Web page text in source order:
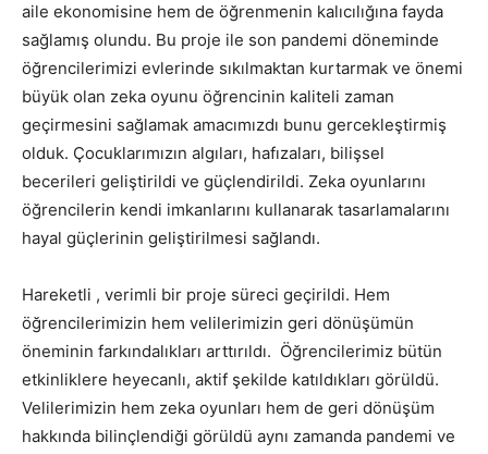
aile ekonomisine hem de öğrenmenin kalıcılığına fayda
sağlamış olundu. Bu proje ile son pandemi döneminde
öğrencilerimizi evlerinde sıkılmaktan kurtarmak ve önemi
büyük olan zeka oyunu öğrencinin kaliteli zaman
geçirmesini sağlamak amacımızdı bunu gercekleştirmiş
olduk. Çocuklarımızın algıları, hafızaları, bilişsel
becerileri geliştirildi ve güçlendirildi. Zeka oyunlarını
öğrencilerin kendi imkanlarını kullanarak tasarlamalarını
hayal güçlerinin geliştirilmesi sağlandı.
Hareketli , verimli bir proje süreci geçirildi. Hem
öğrencilerimizin hem velilerimizin geri dönüşümün
öneminin farkındalıkları arttırıldı. Öğrencilerimiz bütün
etkinliklere heyecanlı, aktif şekilde katıldıkları görüldü.
Velilerimizin hem zeka oyunları hem de geri dönüşüm
hakkında bilinçlendiği görüldü aynı zamanda pandemi ve